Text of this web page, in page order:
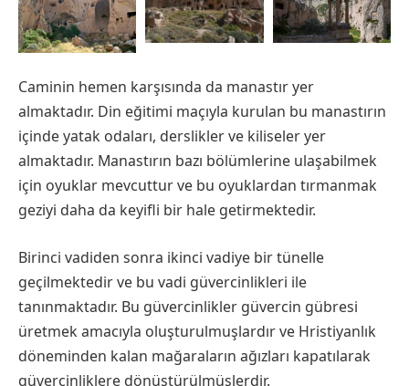
Caminin hemen karşısında da manastır yer
almaktadır. Din eğitimi maçıyla kurulan bu manastırın
içinde yatak odaları, derslikler ve kiliseler yer
almaktadır. Manastırın bazı bölümlerine ulaşabilmek
için oyuklar mevcuttur ve bu oyuklardan tırmanmak
geziyi daha da keyifli bir hale getirmektedir.
Birinci vadiden sonra ikinci vadiye bir tünelle
geçilmektedir ve bu vadi güvercinlikleri ile
tanınmaktadır. Bu güvercinlikler güvercin gübresi
üretmek amacıyla oluşturulmuşlardır ve Hristiyanlık
döneminden kalan mağaraların ağızları kapatılarak
güvercinliklere dönüştürülmüşlerdir.